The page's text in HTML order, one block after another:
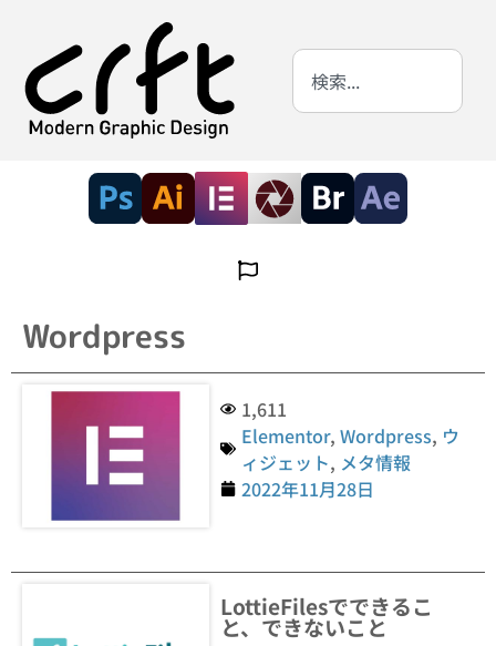
Wordpress
1,611
Elementor,Wordpress, ウ
ィジェット, メタ情報
2022年11月28日
LottieFilesでできるこ
と、できないこと